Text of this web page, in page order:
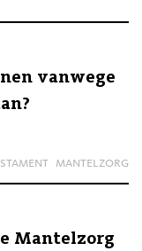
vanwege
mantelzorg
Mantelzorg